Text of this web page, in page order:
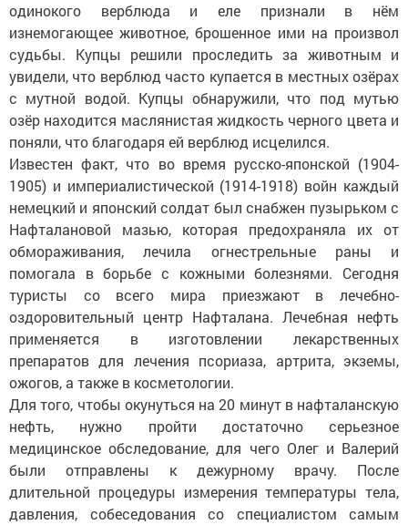
одинокого верблюда и еле признали в нём
изнемогающее животное, брошенное ими на произвол
судьбы. Купцы решили проследить за животным и
увидели, что верблюд часто купается в местных озёрах
с мутной водой. Купцы обнаружили, что под мутью
озёр находится маслянистая жидкость черного цвета и
поняли, что благодаря ей верблюд исцелился.
Известен факт, что во время русско-японской (1904-
1905) и империалистической (1914-1918) войн каждый
немецкий и японский солдат был снабжен пузырьком с
Нафталановой мазью, которая предохраняла их от
обмораживания, лечила огнестрельные раны и
помогала в борьбе с кожными болезнями. Сегодня
туристы со всего мира приезжают в лечебно-
оздоровительный центр Нафталана. Лечебная нефть
применяется в изготовлении лекарственных
препаратов для лечения псориаза, артрита, экземы,
ожогов, а также в косметологии.
Для того, чтобы окунуться на 20 минут в нафталанскую
нефть, нужно пройти достаточно серьезное
медицинское обследование, для чего Олег и Валерий
были отправлены к дежурному врачу. После
длительной процедуры измерения температуры тела,
давления, собеседования со специалистом самым